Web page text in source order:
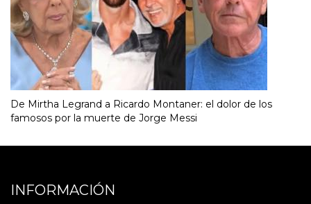
De Mirtha Legrand a Ricardo Montaner: el dolor de los
famosos por la muerte de Jorge Messi
INFORMACIÓN